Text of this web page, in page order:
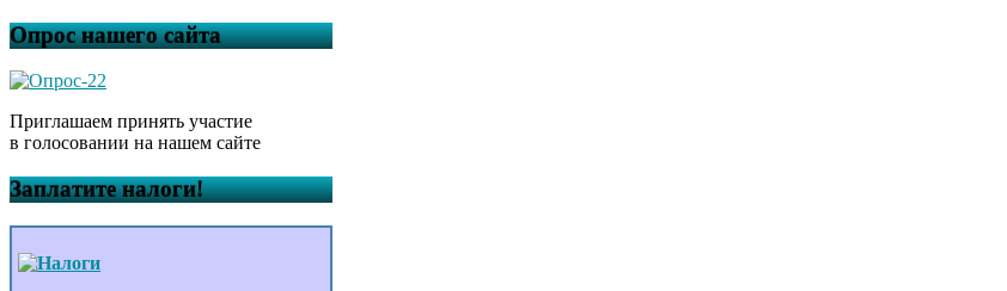
Опрос нашего сайта
Приглашаем принять участие
в голосовании на нашем сайте
Заплатите налоги!